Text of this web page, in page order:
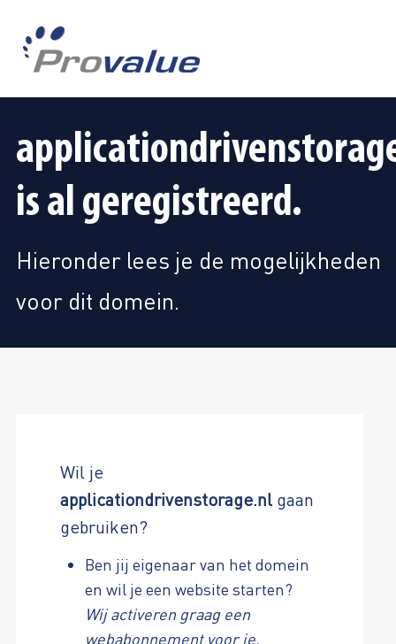
is al geregistreerd.
Hieronder lees je de mogelijkheden
voor dit domein.
Wil je
applicationdrivenstorage.nlgaan
gebruiken?
Ben jij eigenaar van het domein
en wil je een website starten?
Wij activeren graag een
webabonnement voor je.